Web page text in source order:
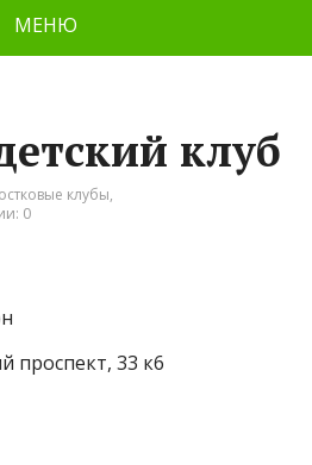
МЕНЮ
клуб
клубы,
0
проспект, 33 к6